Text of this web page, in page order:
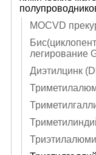
MOCVD
легирование
Диэтилцинк